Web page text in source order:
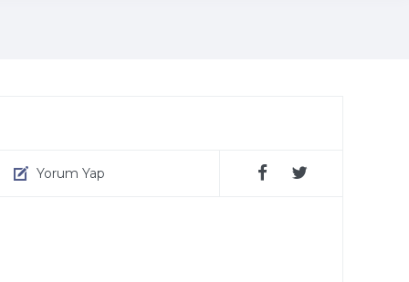
Yorum Yap